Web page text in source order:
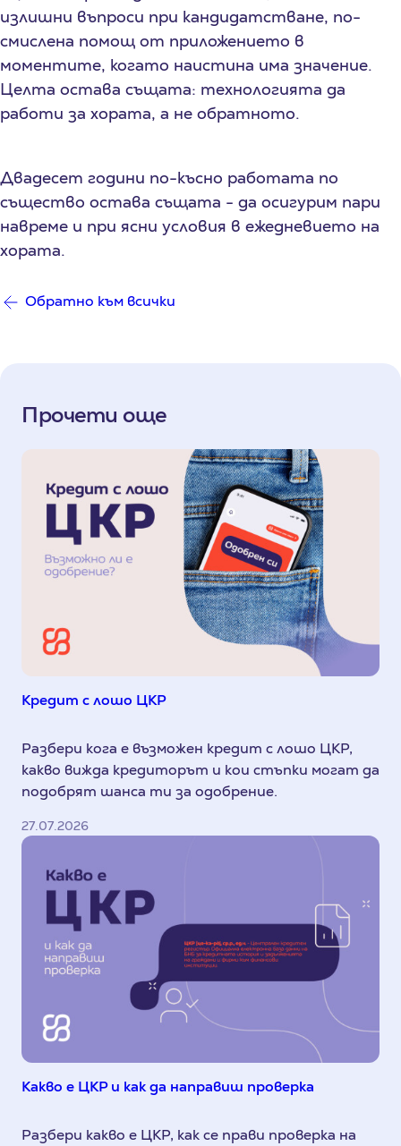
излишни въпроси при кандидатстване, по-
смислена помощ от приложението в
моментите, когато наистина има значение.
Целта остава същата: технологията да
работи за хората, а не обратното.
Двадесет години по-късно работата по
същество остава същата - да осигурим пари
навреме и при ясни условия в ежедневието на
хората.
Обратно към всички
Прочети още
Кредит с лошо ЦКР
Разбери кога е възможен кредит с лошо ЦКР,
какво вижда кредиторът и кои стъпки могат да
подобрят шанса ти за одобрение.
27.07.2026
Какво е ЦКР и как да направиш проверка
Разбери какво е ЦКР, как се прави проверка на